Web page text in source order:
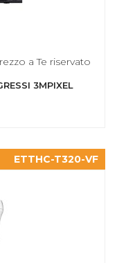
a Te riservato
3MPIXEL
ETTHC-T320-VF